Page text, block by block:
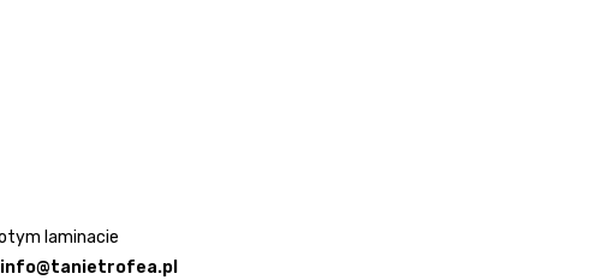
laminacie
info@tanietrofea.pl